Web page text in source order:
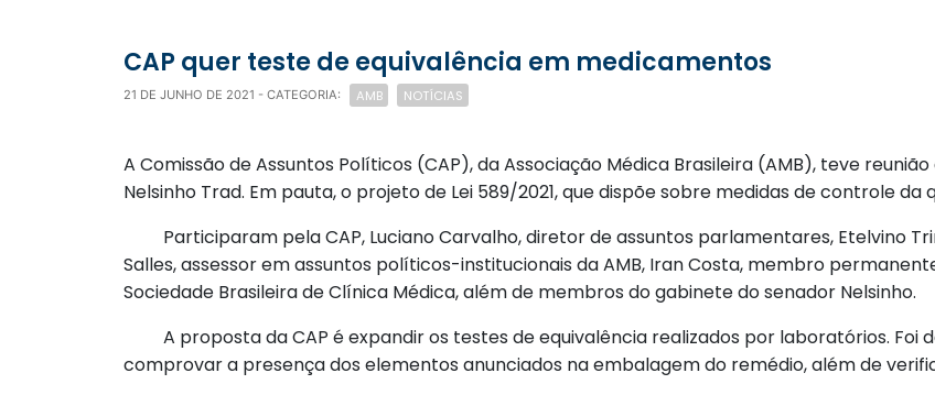
CAP quer teste de equivalência em medicamentos
21 DE JUNHO DE 2021 - CATEGORIA: AMB NOTÍCIAS
A Comissão de Assuntos Políticos (CAP), da Associação Médica Brasileira (AMB), teve
Nelsinho Trad. Em pauta, o projeto de Lei 589/2021, que dispõe sobre medidas de controle
Participaram pela CAP, Luciano Carvalho, diretor de assuntos parlamentares, Etelvino
Salles, assessor em assuntos políticos-institucionais da AMB, Iran Costa, membro
Sociedade Brasileira de Clínica Médica, além de membros do gabinete do senador Nelsinho.
A proposta da CAP é expandir os testes de equivalência realizados por laboratórios. Foi
comprovar a presença dos elementos anunciados na embalagem do remédio, além de